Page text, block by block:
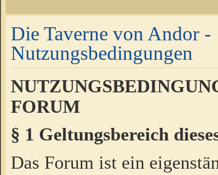
Die Taverne von Andor -
Nutzungsbedingungen
FORUM
§ 1 Geltungsbereich
Das Forum ist ein